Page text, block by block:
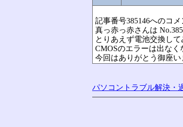
記事番号385146へのコメ
真っ赤っ赤さんは
とりあえず電池交換して
CMOSのエラーは出なく
今回はありがとう御座い
パソコントラブル解決・